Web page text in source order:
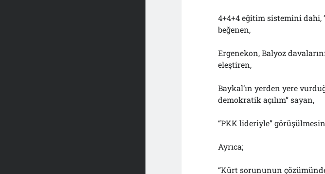
4+4+4 eğitim sistemini dahi,
beğenen,
Ergenekon, Balyoz
eleştiren,
Baykal’ın yerden yere
demokratik açılım” sayan,
“PKK lideriyle”
Ayrıca;
“Kürt sorununun